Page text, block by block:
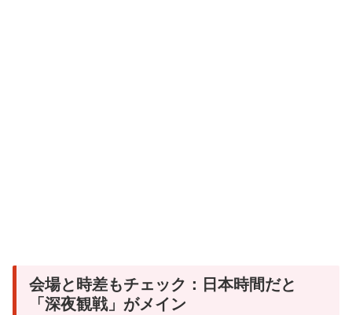
会場と時差もチェック：日本時間だと
「深夜観戦」がメイン